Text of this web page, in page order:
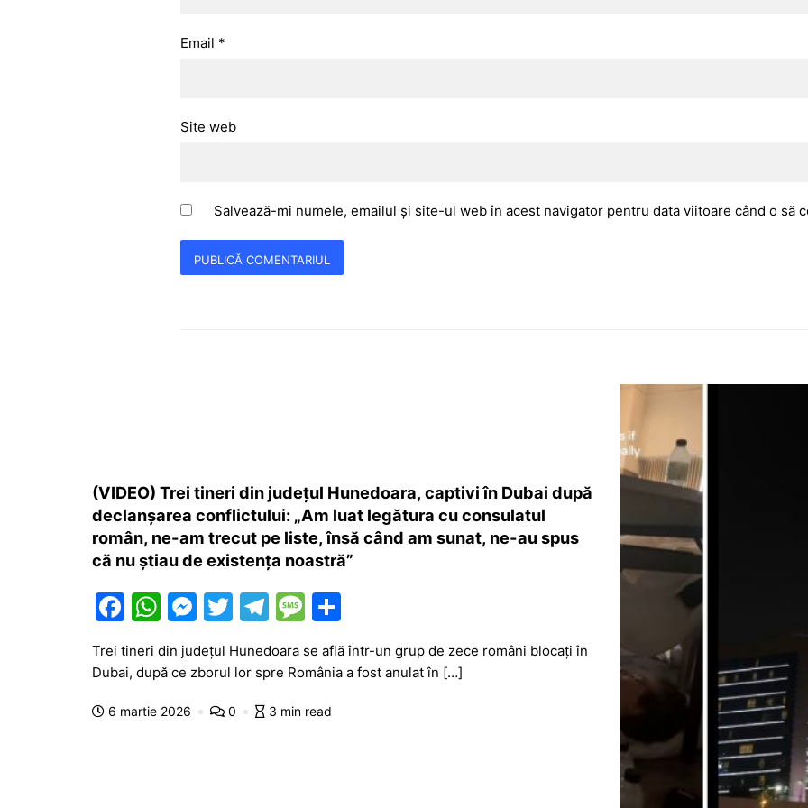
Email *
Site web
Salvează-mi numele, emailul și site-ul web în acest navigator pentru data viitoare când o să
(VIDEO) Trei tineri din județul Hunedoara, captivi în Dubai după
declanșarea conflictului: „Am luat legătura cu consulatul
român, ne-am trecut pe liste, însă când am sunat, ne-au spus
că nu știau de existența noastră”
F
a
c
b
W
h
at
A
M
s
e
T
itt
T
e
a
M
s
a
ar
ta
Trei tineri din județul Hunedoara se află într-un grup de zece români blocați în
Dubai, după ce zborul lor spre România a fost anulat în […]
6 martie 2026 0 3 min read